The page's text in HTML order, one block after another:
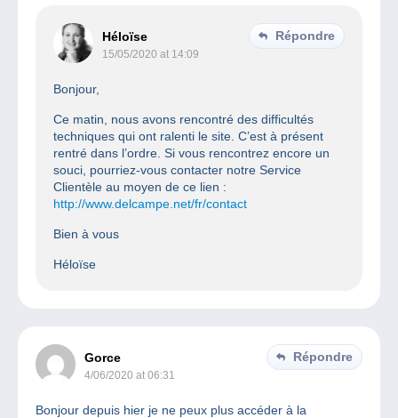
Héloïse
15/05/2020 at 14:09
Répondre
Bonjour,
Ce matin, nous avons rencontré des difficultés
techniques qui ont ralenti le site. C’est à présent
rentré dans l’ordre. Si vous rencontrez encore un
souci, pourriez-vous contacter notre Service
Clientèle au moyen de ce lien :
http://www.delcampe.net/fr/contact
Bien à vous
Héloïse
Gorce
4/06/2020 at 06:31
Répondre
Bonjour depuis hier je ne peux plus accéder à la